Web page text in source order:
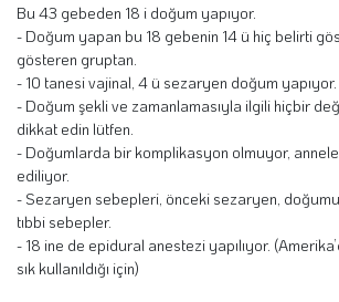
Bu 43 gebeden 18 i doğum yapıyor.
- Doğum yapan bu 18 gebenin 14 ü hiç belirti
gösteren gruptan.
- 10 tanesi vajinal, 4 ü sezaryen doğum yapıyor.
- Doğum şekli ve zamanlamasıyla ilgili hiçbir
dikkat edin lütfen.
- Doğumlarda bir komplikasyon olmuyor,
ediliyor.
- Sezaryen sebepleri, önceki sezaryen,
tıbbi sebepler.
- 18 ine de epidural anestezi yapılıyor.
sık kullanıldığı için)